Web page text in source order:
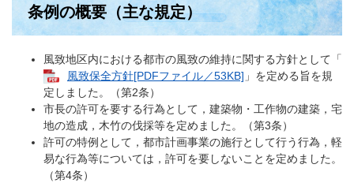
条例の概要（主な規定）
風致地区内における都市の風致の維持に関する方針として「
風致保全方針[PDFファイル／53KB] 」を定める旨を規
定しました。（第2条）
市長の許可を要する行為として，建築物・工作物の建築，宅
地の造成，木竹の伐採等を定めました。（第3条）
許可の特例として，都市計画事業の施行として行う行為，軽
易な行為等については，許可を要しないことを定めました。
（第4条）